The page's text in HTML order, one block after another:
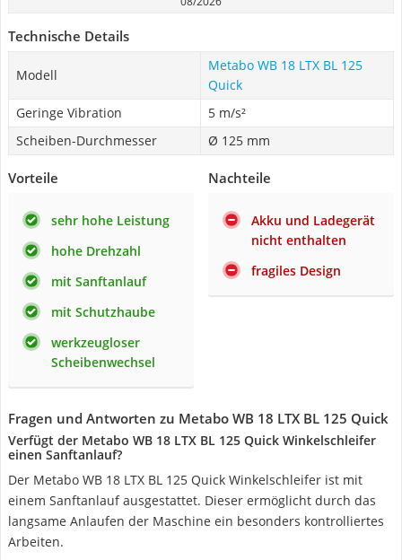
Technische Details
Modell
Metabo WB 18 LTX BL 125
Quick
Geringe Vibration
5 m/s²
Scheiben-Durchmesser
Ø 125 mm
Vorteile
sehr hohe Leistung
hohe Drehzahl
mit Sanftanlauf
mit Schutzhaube
werkzeugloser
Scheibenwechsel
Nachteile
Akku und Ladegerät
nicht enthalten
fragiles Design
Fragen und Antworten zu Metabo WB 18 LTX BL 125 Quick
Verfügt der Metabo WB 18 LTX BL 125 Quick Winkelschleifer
einen Sanftanlauf?
Der Metabo WB 18 LTX BL 125 Quick Winkelschleifer ist mit
einem Sanftanlauf ausgestattet. Dieser ermöglicht durch das
langsame Anlaufen der Maschine ein besonders kontrolliertes
Arbeiten.